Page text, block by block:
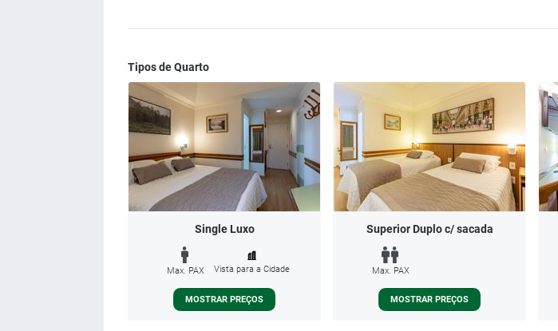
Tipos de Quarto
Single Luxo
Max. PAX Vista para a Cidade
MOSTRAR PREÇOS
Superior Duplo c/ sacada
Max. PAX
MOSTRAR PREÇOS